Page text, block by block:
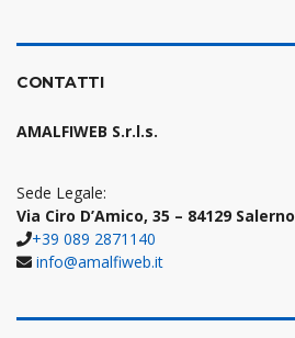
CONTATTI
AMALFIWEB S.r.l.s.
Sede Legale:
Via Ciro D’Amico, 35 – 84129 Salerno
+39 089 2871140
info@amalfiweb.it